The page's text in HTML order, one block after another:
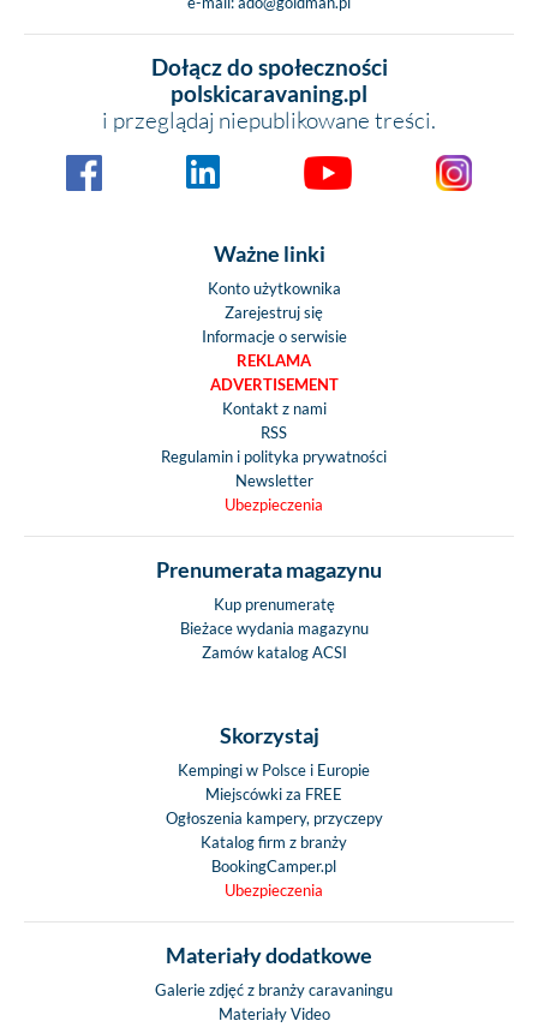
Dołącz do społeczności
polskicaravaning.pl
i przeglądaj niepublikowane treści.
Ważne linki
Konto użytkownika
Zarejestruj się
Informacje o serwisie
REKLAMA
ADVERTISEMENT
Kontakt z nami
RSS
Regulamin i polityka prywatności
Newsletter
Ubezpieczenia
Prenumerata magazynu
Kup prenumeratę
Bieżace wydania magazynu
Zamów katalog ACSI
Skorzystaj
Kempingi w Polsce i Europie
Miejscówki za FREE
Ogłoszenia kampery, przyczepy
Katalog firm z branży
BookingCamper.pl
Ubezpieczenia
Materiały dodatkowe
Galerie zdjęć z branży caravaningu
Materiały Video